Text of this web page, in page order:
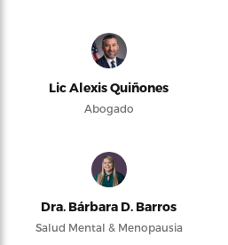
Lic Alexis Quiñones
Abogado
Dra. Bárbara D. Barros
Salud Mental & Menopausia